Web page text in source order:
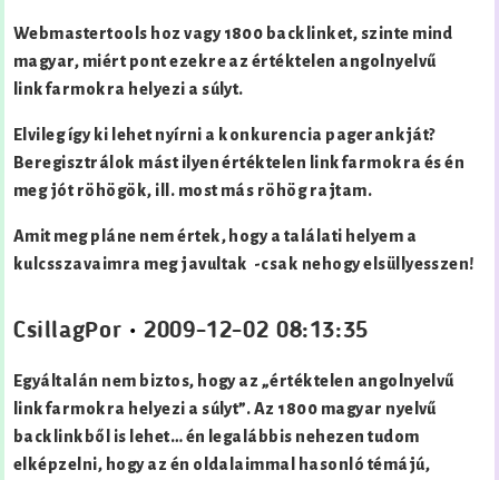
Webmastertools hoz vagy 1800 backlinket, szinte mind
magyar, miért pont ezekre az értéktelen angolnyelvű
linkfarmokra helyezi a súlyt.
Elvileg így ki lehet nyírni a konkurencia pagerankját?
Beregisztrálok mást ilyen értéktelen linkfarmokra és én
meg jót röhögök, ill. most más röhög rajtam.
Amit meg pláne nem értek, hogy a találati helyem a
kulcsszavaimra meg javultak -csak nehogy elsüllyesszen!
CsillagPor •2009-12-02 08:13:35
Egyáltalán nem biztos, hogy az „értéktelen angolnyelvű
linkfarmokra helyezi a súlyt”. Az 1800 magyar nyelvű
backlinkből is lehet… én legalábbis nehezen tudom
elképzelni, hogy az én oldalaimmal hasonló témájú,